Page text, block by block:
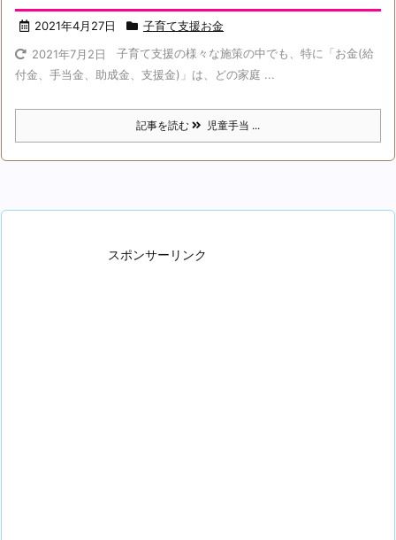
2021年4月27日
子育て支援お金
2021年7月2日
子育て支援の様々な施策の中でも、特に「お金(給
付金、手当金、助成金、支援金)」は、どの家庭 ...
記事を読む 児童手当 ...
スポンサーリンク